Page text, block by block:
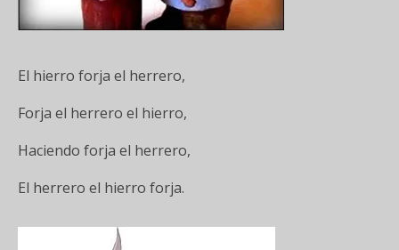
El hierro forja el herrero,
Forja el herrero el hierro,
Haciendo forja el herrero,
El herrero el hierro forja.